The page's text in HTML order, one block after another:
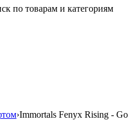
по товарам и категориям
›Immortals Fenyx Rising -